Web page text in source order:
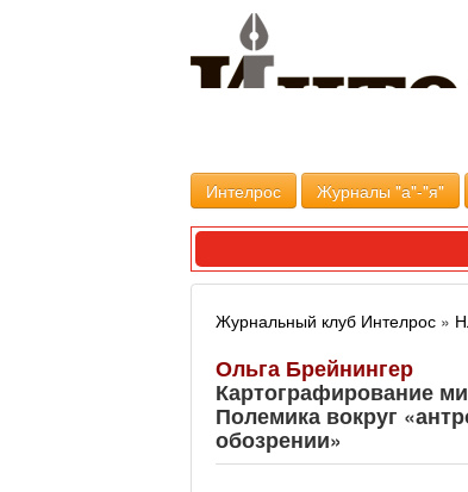
Интелрос Журналы "а"-"я"
Журнальный клуб Интелрос »
Ольга Брейнингер
Картографирование
Полемика вокруг
обозрении»